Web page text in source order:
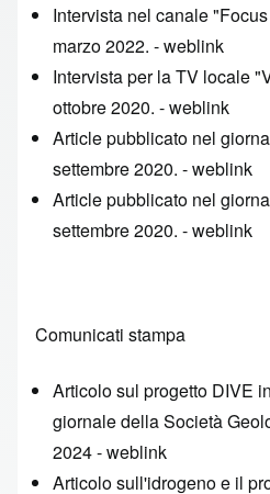
Intervista nel canale
marzo 2022. -weblink
Intervista per la TV locale
ottobre 2020. -weblink
Article pubblicato nel
settembre 2020. -weblink
Article pubblicato nel
settembre 2020. -weblink
Comunicati stampa
Articolo sul progetto DIVE
giornale della Società
2024 -weblink
Articolo sull'idrogeno e il